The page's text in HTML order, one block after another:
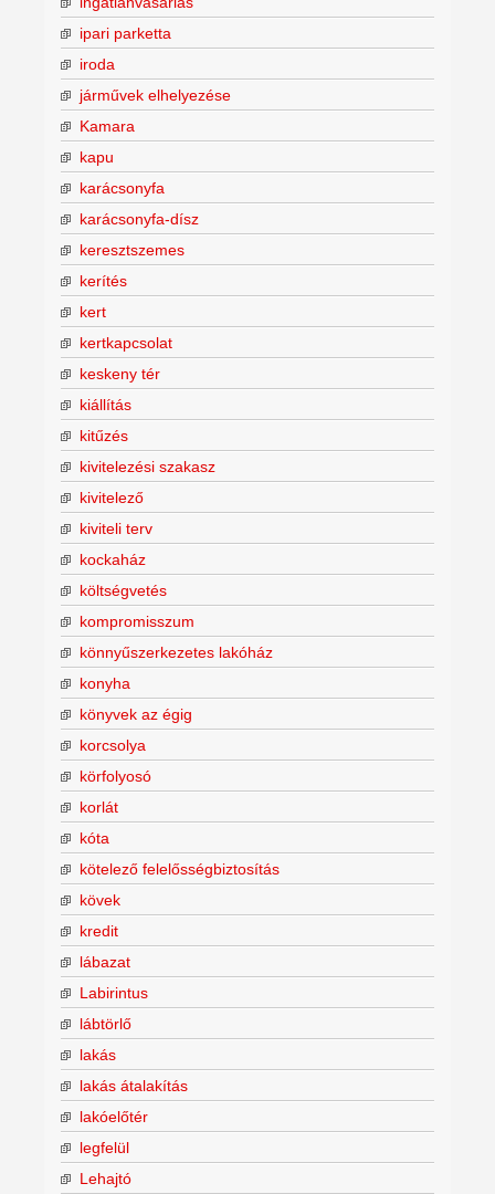
ipari parketta
iroda
járművek elhelyezése
Kamara
kapu
karácsonyfa
karácsonyfa-dísz
keresztszemes
kerítés
kert
kertkapcsolat
keskeny tér
kiállítás
kitűzés
kivitelezési szakasz
kivitelező
kiviteli terv
kockaház
költségvetés
kompromisszum
könnyűszerkezetes lakóház
konyha
könyvek az égig
korcsolya
körfolyosó
korlát
kóta
kötelező felelősségbiztosítás
kövek
kredit
lábazat
Labirintus
lábtörlő
lakás
lakás átalakítás
lakóelőtér
legfelül
Lehajtó